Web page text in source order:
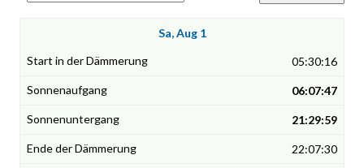
Sa, Aug 1
05:30:16
06:07:47
21:29:59
22:07:30